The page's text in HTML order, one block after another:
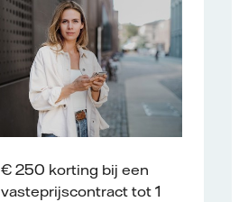
€ 250 korting bij een
vasteprijscontract tot 1